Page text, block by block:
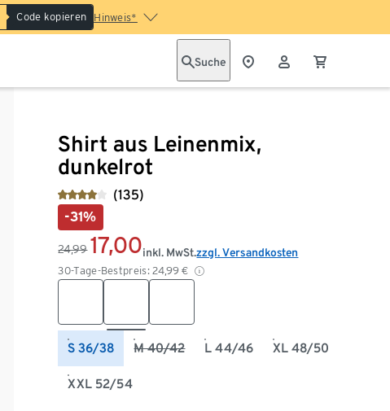
Code kopieren Hinweis*
Suche
Shirt aus Leinenmix,
dunkelrot
(135)
-31%
24,99 17,00
30-Tage-Bestpreis: 24,99 €
inkl. MwSt.zzgl. Versandkosten
S 36/38 M 40/42 L 44/46 XL 48/50
XXL 52/54